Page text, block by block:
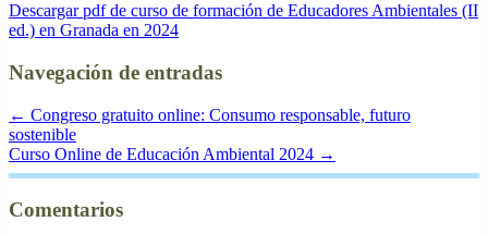
Descargar pdf de curso de formación de Educadores Ambientales (II
ed.) en Granada en 2024
Navegación de entradas
← Congreso gratuito online: Consumo responsable, futuro
sostenible
Curso Online de Educación Ambiental 2024 →
Comentarios